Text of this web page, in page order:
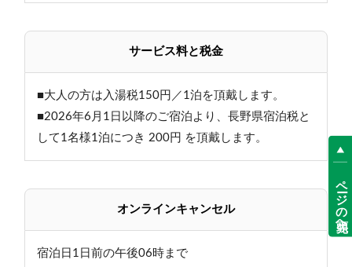
:・…╋────熊の湯ホテルの魅力────╋━…・:
≪その１自慢の温泉≫
・国内でも数少ない翡翠色の湯
・当館の中庭から汲み上げる、自家源泉かけ流し
・志賀高原最古の温泉
・野趣あふれる3種の湯船
冬はウィンタースポーツ三昧！
サービス料と税金
■大人の方は入湯税150円／1泊を頂戴します。
■2026年6月1日以降のご宿泊より、長野県宿泊税と
して1名様1泊につき 200円 を頂戴します。
オンラインキャンセル
宿泊日1日前の午後06時まで
ページの先頭へ